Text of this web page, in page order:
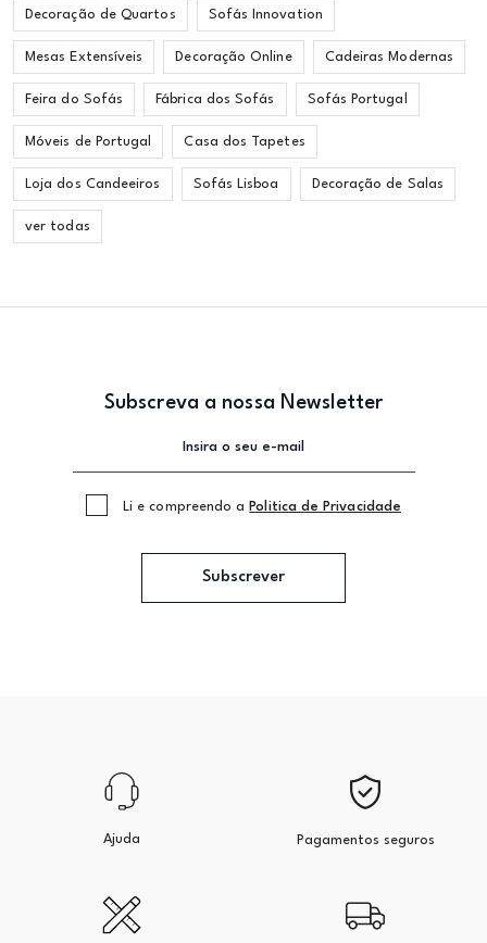
Decoração de Quartos Sofás Innovation
Mesas Extensíveis Decoração Online Cadeiras Modernas
Feira do Sofás Fábrica dos Sofás Sofás Portugal
Móveis de Portugal Casa dos Tapetes
Loja dos Candeeiros Sofás Lisboa Decoração de Salas
ver todas
Subscreva a nossa Newsletter
Li e compreendo a Politica de Privacidade
Subscrever
Ajuda Pagamentos seguros